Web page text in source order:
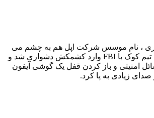
لیست ۱۰۰ نفری ، نام موسس شرکت اپل هم به چشم می
خورد. در سال ۲۰۱۶، تیم کوک با FBI وارد کشمکش دشواری شد و
امنیتی و باز کردن قفل یک گوشی آیفون